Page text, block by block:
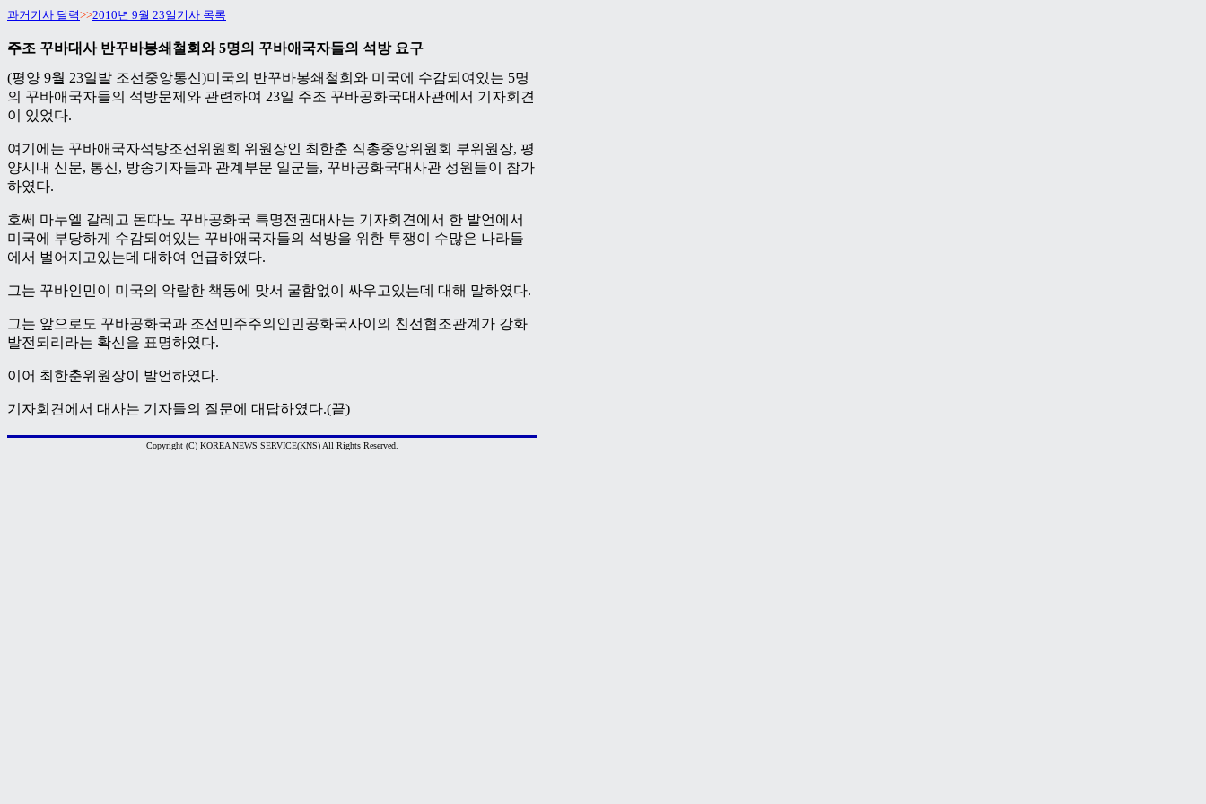
과거기사 달력>>2010년 9월 23일기사 목록
주조 꾸바대사 반꾸바봉쇄철회와 5명의 꾸바애국자들의 석방 요구
(평양 9월 23일발 조선중앙통신)미국의 반꾸바봉쇄철회와 미국에 수감되여있는 5명
의 꾸바애국자들의 석방문제와 관련하여 23일 주조 꾸바공화국대사관에서 기자회견
이 있었다.
여기에는 꾸바애국자석방조선위원회 위원장인 최한춘 직총중앙위원회 부위원장, 평
양시내 신문, 통신, 방송기자들과 관계부문 일군들, 꾸바공화국대사관 성원들이 참가
하였다.
호쎄 마누엘 갈레고 몬따노 꾸바공화국 특명전권대사는 기자회견에서 한 발언에서
미국에 부당하게 수감되여있는 꾸바애국자들의 석방을 위한 투쟁이 수많은 나라들
에서 벌어지고있는데 대하여 언급하였다.
그는 꾸바인민이 미국의 악랄한 책동에 맞서 굴함없이 싸우고있는데 대해 말하였다.
그는 앞으로도 꾸바공화국과 조선민주주의인민공화국사이의 친선협조관계가 강화
발전되리라는 확신을 표명하였다.
이어 최한춘위원장이 발언하였다.
기자회견에서 대사는 기자들의 질문에 대답하였다.(끝)
Copyright (C) KOREA NEWS SERVICE(KNS) All Rights Reserved.